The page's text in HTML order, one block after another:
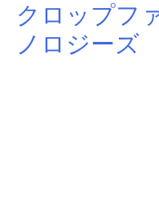
Skipクロップフ
ノロジーズ